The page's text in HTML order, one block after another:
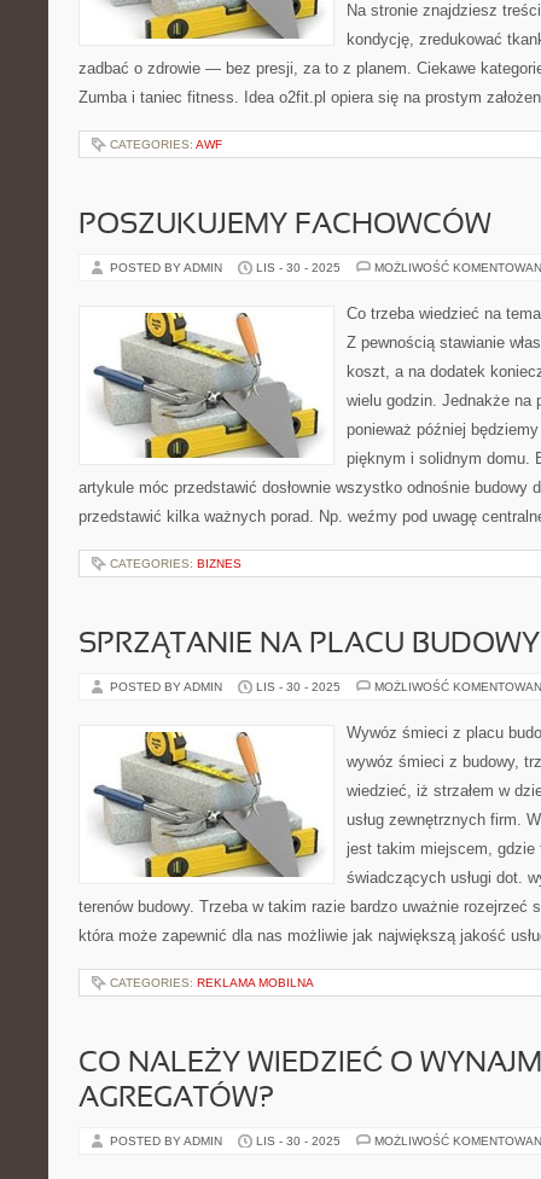
Na stronie znajdziesz
kondycję, zredukować
zadbać o zdrowie — bez presji, za to z planem. Ciekawe
Zumba i taniec fitness. Idea o2fit.pl opiera się na prostym
CATEGORIES: AWF
POSZUKUJEMY FACHOWCÓW
POSTED BY ADMIN LIS - 30 - 2025 MOŻLIWOŚĆ
Co trzeba wiedzieć na
Z pewnością stawianie
koszt, a na dodatek
wielu godzin. Jednakże na
ponieważ później
pięknym i solidnym domu.
artykule móc przedstawić dosłownie wszystko odnośnie budowy
przedstawić kilka ważnych porad. Np. weźmy pod uwagę
CATEGORIES: BIZNES
SPRZĄTANIE NA PLACU BUDOWY
POSTED BY ADMIN LIS - 30 - 2025 MOŻLIWOŚĆ
Wywóz śmieci z placu
wywóz śmieci z budowy,
wiedzieć, iż strzałem w
usług zewnętrznych firm.
jest takim miejscem, gdzie
świadczących usługi dot.
terenów budowy. Trzeba w takim razie bardzo uważnie rozejrzeć
która może zapewnić dla nas możliwie jak największą jakość
CATEGORIES: REKLAMA MOBILNA
CO NALEŻY WIEDZIEĆ O
AGREGATÓW?
POSTED BY ADMIN LIS - 30 - 2025 MOŻLIWOŚĆ